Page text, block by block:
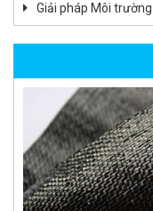
Giải pháp Môi trường